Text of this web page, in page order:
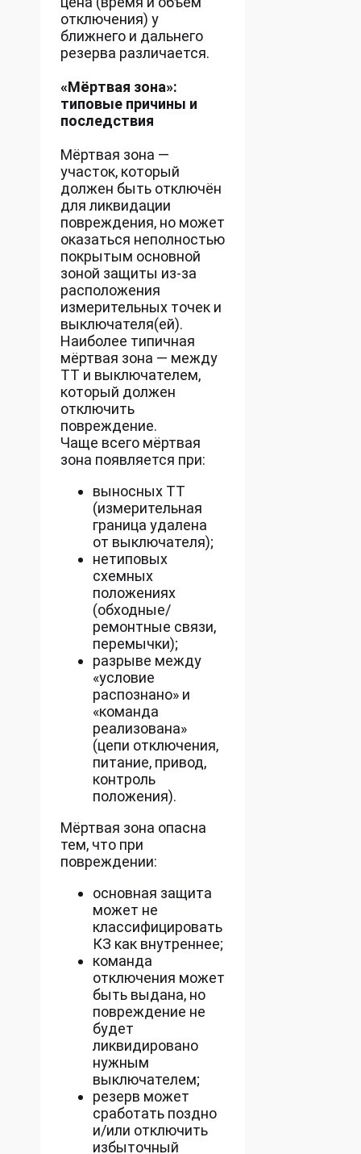
отключения) у
ближнего и дальнего
резерва различается.
«Мёртвая зона»:
типовые причины и
последствия
Мёртвая зона —
участок, который
должен быть отключён
для ликвидации
повреждения, но может
оказаться неполностью
покрытым основной
зоной защиты из-за
расположения
измерительных точек и
выключателя(ей).
Наиболее типичная
мёртвая зона — между
ТТ и выключателем,
который должен
отключить
повреждение.
Чаще всего мёртвая
зона появляется при:
выносных ТТ
(измерительная
граница удалена
от выключателя);
нетиповых
схемных
положениях
(обходные/
ремонтные связи,
перемычки);
разрыве между
«условие
распознано» и
«команда
реализована»
(цепи отключения,
питание, привод,
контроль
положения).
Мёртвая зона опасна
тем, что при
повреждении:
основная защита
может не
классифицировать
КЗ как внутреннее;
команда
отключения может
быть выдана, но
повреждение не
будет
ликвидировано
нужным
выключателем;
резерв может
сработать поздно
и/или отключить
избыточный